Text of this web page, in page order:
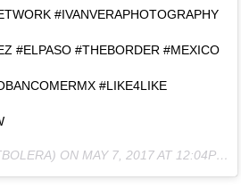
#IVANVERAPHOTOGRAPHY
#ELPASO #THEBORDER #MEXICO
#LIKE4LIKE
ON MAY 7, 2017 AT 12:04PM PDT